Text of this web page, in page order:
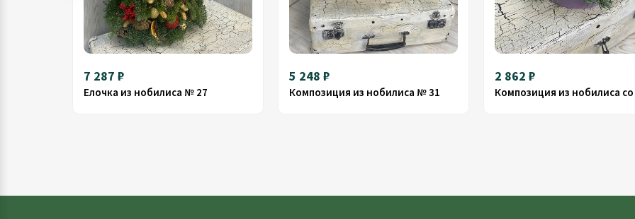
7 287 ₽
Елочка из нобилиса № 27
5 248 ₽
Композиция из нобилиса № 31
2 862 ₽